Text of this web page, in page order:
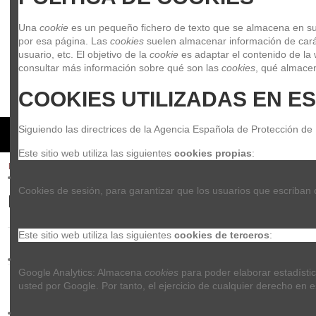
GUITARRAS Y BAJOS BATERIAS Y PERCUSION
Inicio
Listado de productos por marca
Una cookie es un pequeño fichero de texto que se almacena en
por esa página. Las cookies suelen almacenar información de
usuario, etc. El objetivo de la cookie es adaptar el contenido de la
consultar más información sobre qué son las cookies , qué
COOKIES UTILIZADAS EN
Siguiendo las directrices de la Agencia Española de Protección
Este sitio web utiliza las siguientes cookies propias:
Cookies de sesión, para garantizar que los usuarios que
Este sitio web utiliza las siguientes cookies de terceros:
Google Analytics: Almacena cookies para poder elaborar
usted por Google. Por tanto, el ejercicio de cualquier derecho en